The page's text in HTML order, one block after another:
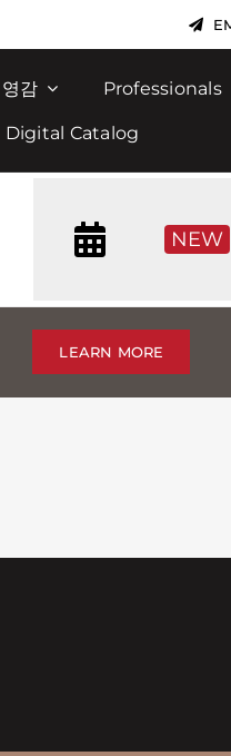
영감 Professionals
Digital Catalog
NEW
LEARN MORE